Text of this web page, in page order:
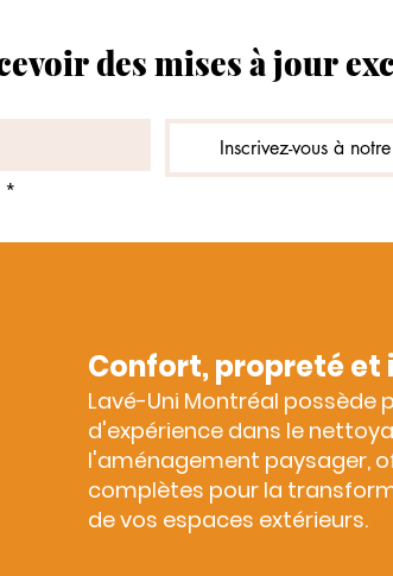
des mises à jour
Inscrivez-vous à
*
Confort, propreté
Lavé-Uni Montréal possède
d'expérience dans le
l'aménagement paysager,
complètes pour la
de vos espaces extérieurs.